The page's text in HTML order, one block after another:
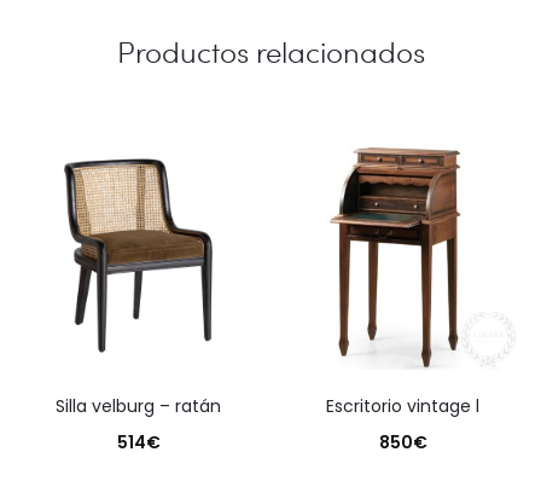
Productos relacionados
silla velburg – ratán
514€
escritorio vintage l
850€